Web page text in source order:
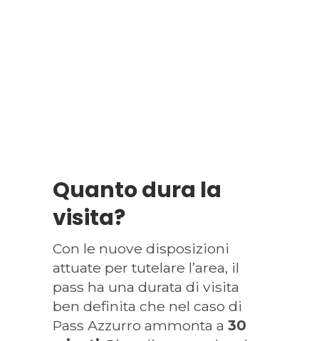
Quanto dura la
visita?
Con le nuove disposizioni
attuate per tutelare l’area, il
pass ha una durata di visita
ben definita che nel caso di
Pass Azzurro ammonta a 30